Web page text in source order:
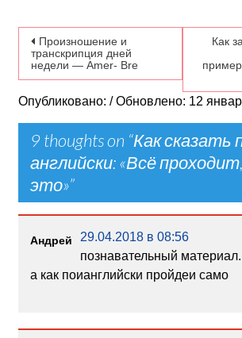
Навигация по
Произношение и
транскрипция дней
недели — Amer- Bre
Как
Опубликовано: / Обновлено: 12
9 thoughts on “Как сказать
английски: «Всё
это»”
Андрей
29.04.2018 в 08:56
познавательный
а как поианглийски пройдеи само